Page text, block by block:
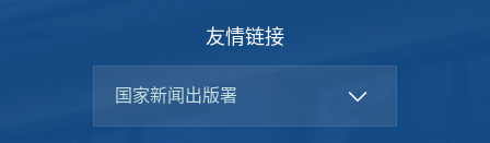
友情链接
国家新闻出版署